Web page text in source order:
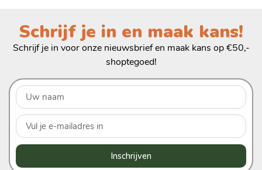
Schrijf je in en maak kans!
Schrijf je in voor onze nieuwsbrief en maak kans op €50,-
shoptegoed!
Inschrijven